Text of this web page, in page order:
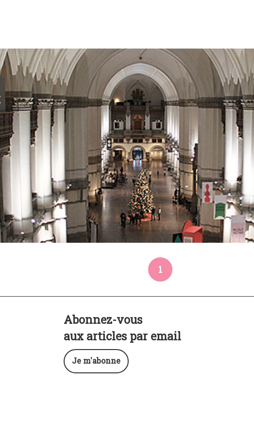
Nous avions hâte de retourner à Stockholm car
sentiment de ne pas en avoir vu suffisamment lors de
voyage. Notre hôtel était un peu loin de la vieille ville
1
Abonnez-vous
aux articles par email
Je m'abonne